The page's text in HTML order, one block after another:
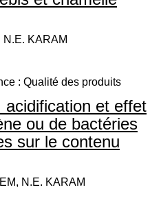
N.E. KARAM
: Qualité des produits
acidification et effet
ou de bactéries
sur le contenu
N.E. KARAM